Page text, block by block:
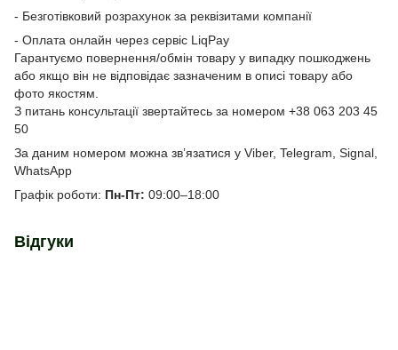
- Безготівковий розрахунок за реквізитами компанії
- Оплата онлайн через сервіс LiqPay
Гарантуємо повернення/обмін товару у випадку пошкоджень
або якщо він не відповідає зазначеним в описі товару або
фото якостям.
З питань консультації звертайтесь за номером +38 063 203 45
50
За даним номером можна звʼязатися у Viber, Telegram, Signal,
WhatsApp
Графік роботи: Пн-Пт: 09:00–18:00
Відгуки